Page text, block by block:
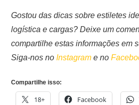
Gostou das dicas sobre estiletes
logística e cargas? Deixe um
compartilhe estas informações em
Siga-nos no Instagram e no
Compartilhe isso:
18+ Facebook